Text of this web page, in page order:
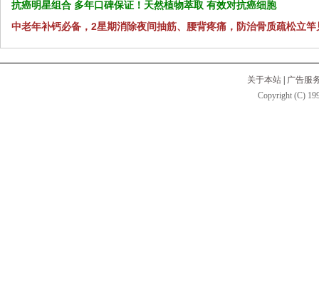
抗癌明星组合 多年口碑保证！天然植物萃取 有效对抗癌细胞
中老年补钙必备，2星期消除夜间抽筋、腰背疼痛，防治骨质疏松立竿
关于本站
广告服
Copyright (C)